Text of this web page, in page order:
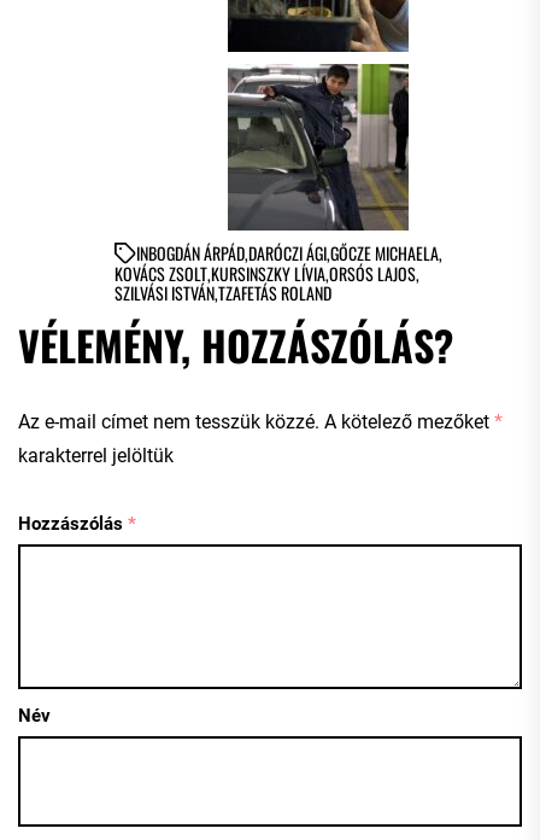
INBOGDÁN ÁRPÁD,DARÓCZI ÁGI,GŐCZE MICHAELA,
KOVÁCS ZSOLT,KURSINSZKY LÍVIA,ORSÓS LAJOS,
SZILVÁSI ISTVÁN,TZAFETÁS ROLAND
VÉLEMÉNY, HOZZÁSZÓLÁS?
Az e-mail címet nem tesszük közzé. A kötelező mezőket *
karakterrel jelöltük
Hozzászólás *
Név